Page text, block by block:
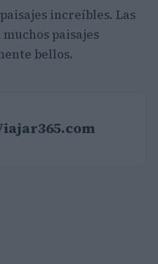
increíbles. Las
paisajes
bellos.